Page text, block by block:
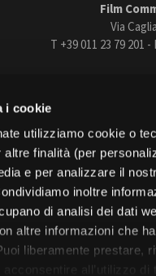
i cookie
utilizziamo cookie o
finalità (per
e per analizzare il
inoltre
di analisi dei dati
altre informazioni che
liberamente prestare,
acconsentire all’utilizzo
Film
Via
T +39 011 23 79 201 -
InstagramYoutubeVimeo
Torino